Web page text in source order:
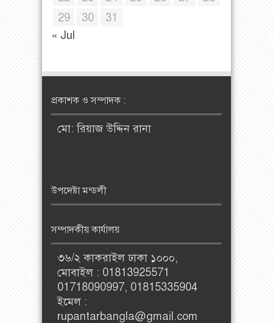
29
30
31
« Jul
প্রকাশক ও সম্পাদক :
মো: রিয়াজ উদ্দিন রানা
উপদেষ্টা মন্ডলী
সম্পাদকীয় কার্যালয়
৩৬/২ কাকরাইল ঢাকা ১০০০,
মোবাইল : 01813925571
01718090997, 01815335904
ইমেল :
rupantarbangla@gmail.com